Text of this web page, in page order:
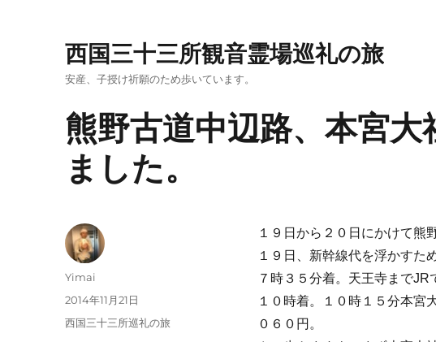
西国三十三所観音霊場巡礼の旅
安産、子授け祈願のため歩いています。
熊野古道中辺路、本宮
ました。
１９日から２０日にかけて熊
１９日、新幹線代を浮かすた
７時３５分着。天王寺まで
１０時着。１０時１５分本宮
０６０円。
投
Yimai
投
稿
2014年11月21日
カ
西国三十三所巡礼の旅